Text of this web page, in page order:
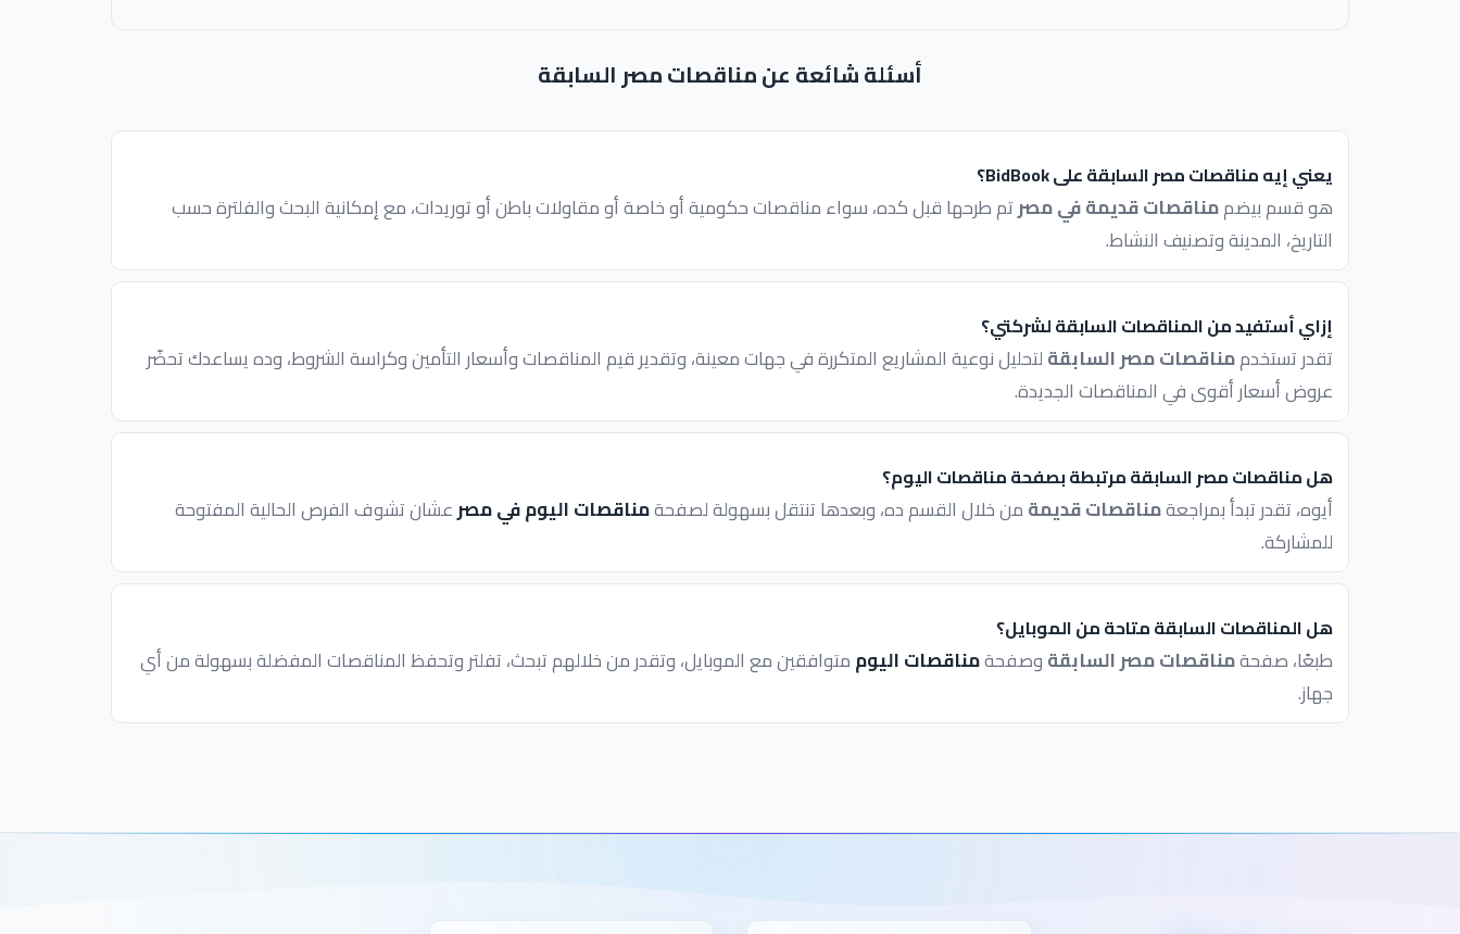
أسئلة شائعة عن مناقصات مصر السابقة
يعني إيه مناقصات مصر السابقة على BidBook؟
هو قسم بيضممناقصات قديمة في مصرتم طرحها قبل كده، سواء مناقصات حكومية أو خاصة أو مقاولات باطن أو توريدات، مع إمكانية البحث والفلترة حسب
التاريخ، المدينة وتصنيف النشاط.
إزاي أستفيد من المناقصات السابقة لشركتي؟
تقدر تستخدممناقصات مصر السابقةلتحليل نوعية المشاريع المتكررة في جهات معينة، وتقدير قيم المناقصات وأسعار التأمين وكراسة الشروط، وده يساعدك تحضّر
عروض أسعار أقوى في المناقصات الجديدة.
هل مناقصات مصر السابقة مرتبطة بصفحة مناقصات اليوم؟
أيوه، تقدر تبدأ بمراجعةمناقصات قديمةمن خلال القسم ده، وبعدها تنتقل بسهولة لصفحةمناقصات اليوم في مصرعشان تشوف الفرص الحالية المفتوحة
للمشاركة.
هل المناقصات السابقة متاحة من الموبايل؟
طبعًا، صفحةمناقصات مصر السابقةوصفحةمناقصات اليوممتوافقين مع الموبايل، وتقدر من خلالهم تبحث، تفلتر وتحفظ المناقصات المفضلة بسهولة من أي
جهاز.